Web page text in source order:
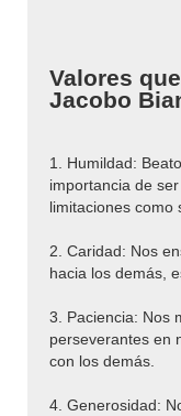
Valores
Jacobo
1. Humildad:
importancia de
limitaciones como
2. Caridad: Nos
hacia los demás,
3. Paciencia: Nos
perseverantes en
con los demás.
4. Generosidad: